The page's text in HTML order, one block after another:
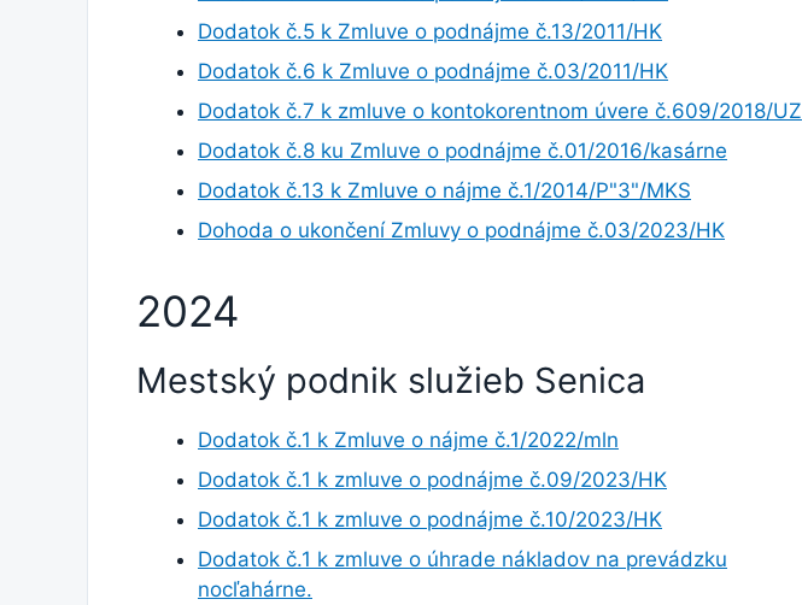
Dodatok č.5 k Zmluve o podnájme č.13/2011/HK
Dodatok č.6 k Zmluve o podnájme č.03/2011/HK
Dodatok č.7 k zmluve o kontokorentnom úvere č.609/2018/UZ
Dodatok č.8 ku Zmluve o podnájme č.01/2016/kasárne
Dodatok č.13 k Zmluve o nájme č.1/2014/P"3"/MKS
Dohoda o ukončení Zmluvy o podnájme č.03/2023/HK
2024
Mestský podnik služieb Senica
Dodatok č.1 k Zmluve o nájme č.1/2022/mln
Dodatok č.1 k zmluve o podnájme č.09/2023/HK
Dodatok č.1 k zmluve o podnájme č.10/2023/HK
Dodatok č.1 k zmluve o úhrade nákladov na prevádzku
nocľahárne.